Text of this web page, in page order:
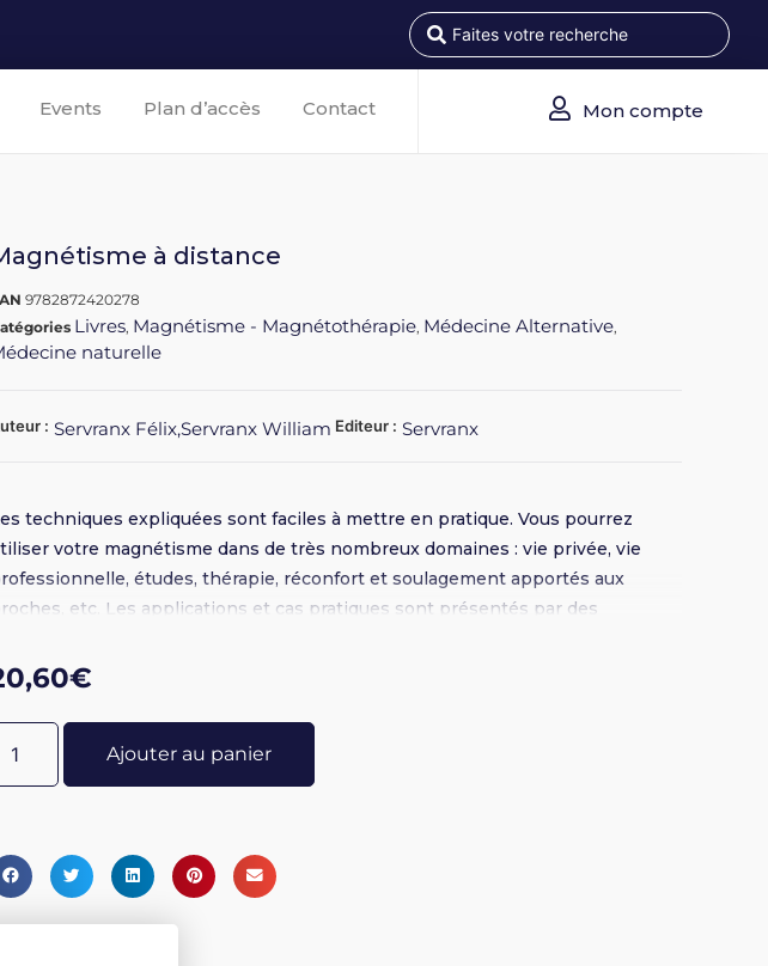
Events Plan d’accès Contact Mon compte
à distance
9782872420278
Livres, Magnétisme - Magnétothérapie, Médecine Alternative,
naturelle
: Servranx Félix,Servranx William Editeur : Servranx
techniques expliquées sont faciles à mettre en pratique. Vous pourrez
votre magnétisme dans de très nombreux domaines : vie privée, vie
études, thérapie, réconfort et soulagement apportés aux
etc. Les applications et cas pratiques sont présentés par des
€
Ajouter au panier